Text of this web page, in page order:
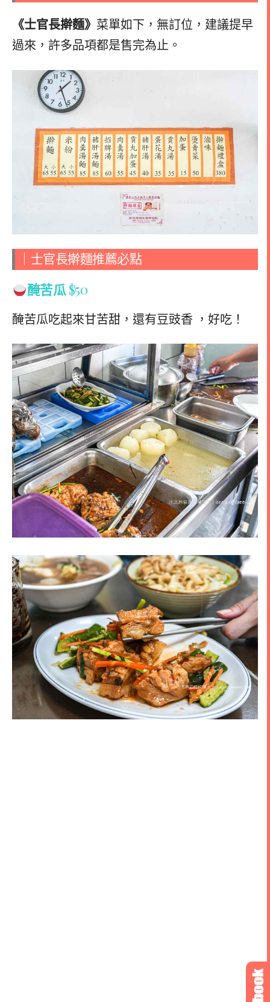
《士官長擀麵》 菜單如下，無訂位，建議提早
過來，許多品項都是售完為止。
｜士官長擀麵推薦必點
醃苦瓜 $50
醃苦瓜吃起來甘苦甜，還有豆豉香 ，好吃！